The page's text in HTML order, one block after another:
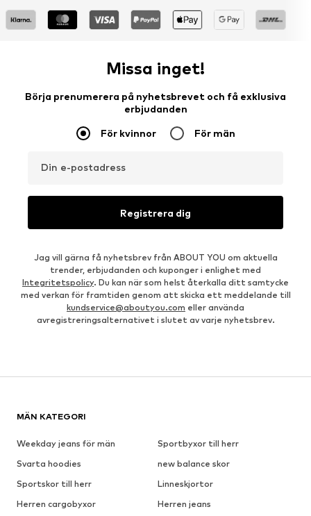
Missa inget!
Börja prenumerera på nyhetsbrevet och få exklusiva
erbjudanden
För kvinnor För män
Din e-postadress
Registrera dig
Jag vill gärna få nyhetsbrev från ABOUT YOU om aktuella
trender, erbjudanden och kuponger i enlighet med
Integritetspolicy. Du kan när som helst återkalla ditt samtycke
med verkan för framtiden genom att skicka ett meddelande till
kundservice@aboutyou.com eller använda
avregistreringsalternativet i slutet av varje nyhetsbrev.
MÄN KATEGORI
Weekday jeans för män
Sportbyxor till herr
Svarta hoodies
new balance skor
Sportskor till herr
Linneskjortor
Herren cargobyxor
Herren jeans